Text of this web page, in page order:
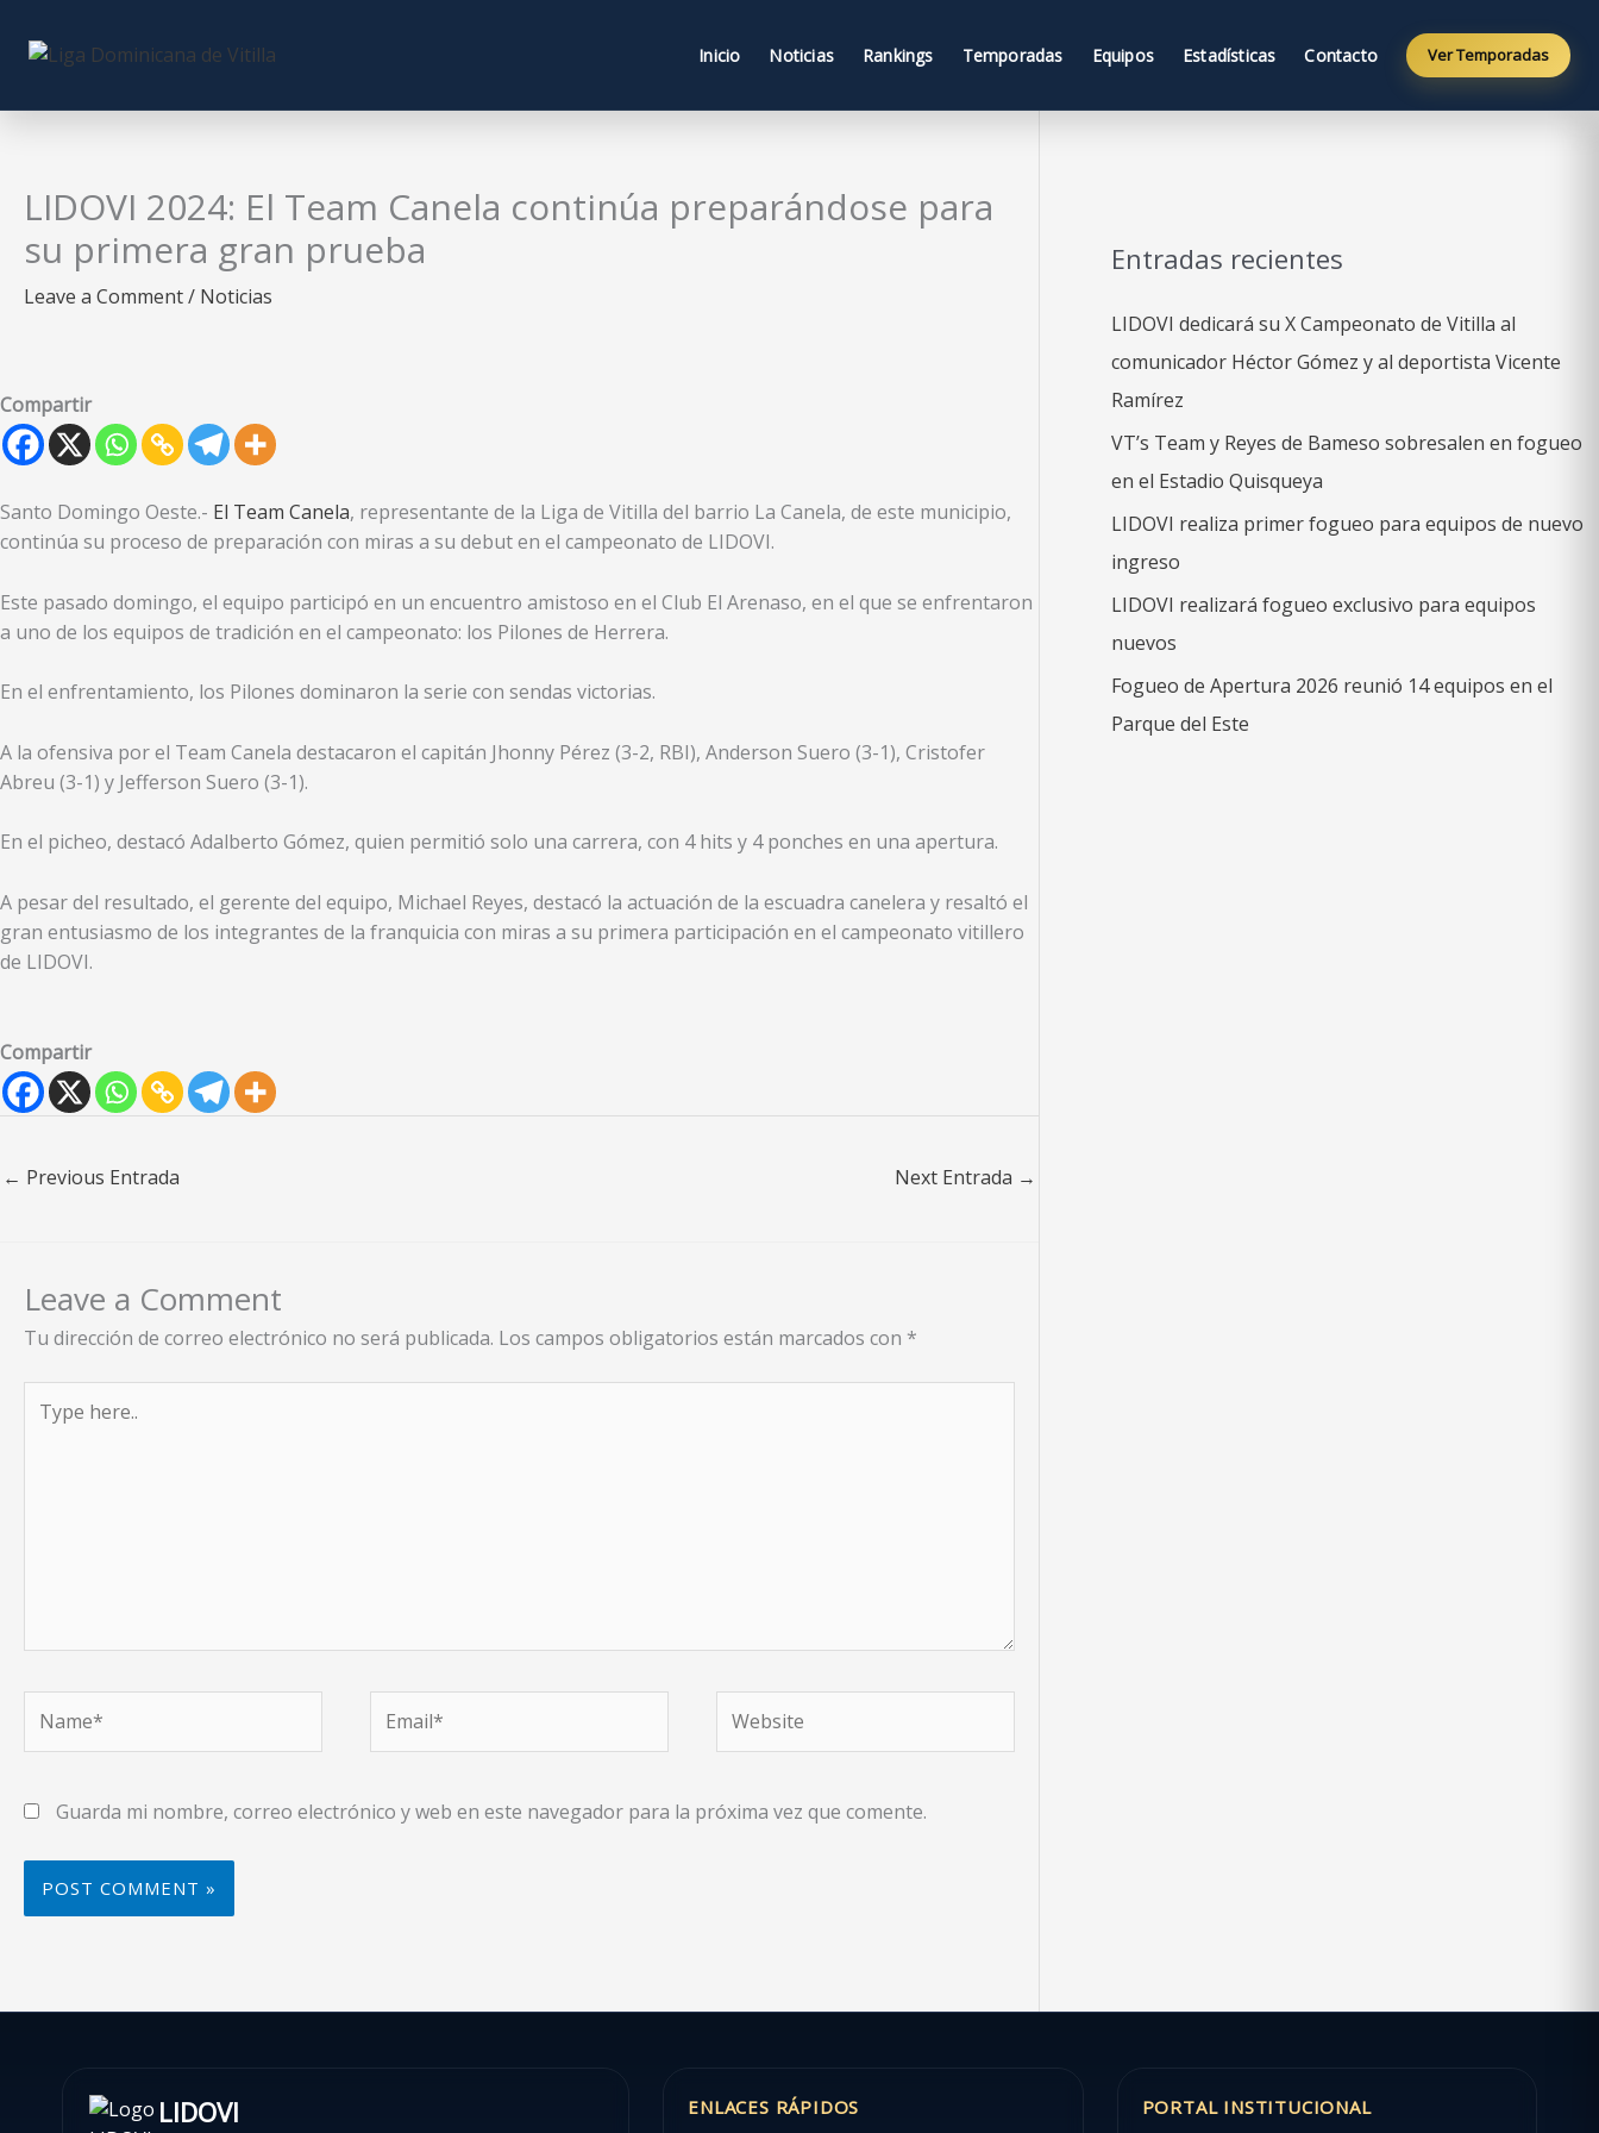
Inicio Noticias Rankings Temporadas Equipos Estadísticas Contacto Ver Temporadas
LIDOVI 2024: El Team Canela continúa preparándose para
su primera gran prueba
Leave a Comment/ Noticias
Compartir
Santo Domingo Oeste.- El Team Canela, representante de la Liga de Vitilla del barrio La Canela, de este municipio,
continúa su proceso de preparación con miras a su debut en el campeonato de LIDOVI.
Este pasado domingo, el equipo participó en un encuentro amistoso en el Club El Arenaso, en el que se enfrentaron
a uno de los equipos de tradición en el campeonato: los Pilones de Herrera.
En el enfrentamiento, los Pilones dominaron la serie con sendas victorias.
A la ofensiva por el Team Canela destacaron el capitán Jhonny Pérez (3-2, RBI), Anderson Suero (3-1), Cristofer
Abreu (3-1) y Jefferson Suero (3-1).
En el picheo, destacó Adalberto Gómez, quien permitió solo una carrera, con 4 hits y 4 ponches en una apertura.
A pesar del resultado, el gerente del equipo, Michael Reyes, destacó la actuación de la escuadra canelera y resaltó el
gran entusiasmo de los integrantes de la franquicia con miras a su primera participación en el campeonato vitillero
de LIDOVI.
Compartir
← Previous Entrada Next Entrada →
Leave a Comment
Tu dirección de correo electrónico no será publicada. Los campos obligatorios están marcados con *
here..
Guarda mi nombre, correo electrónico y web en este navegador para la próxima vez que comente.
Entradas recientes
LIDOVI dedicará su X Campeonato de Vitilla al
comunicador Héctor Gómez y al deportista Vicente
Ramírez
VT’s Team y Reyes de Bameso sobresalen en fogueo
en el Estadio Quisqueya
LIDOVI realiza primer fogueo para equipos de nuevo
ingreso
LIDOVI realizará fogueo exclusivo para equipos
nuevos
Fogueo de Apertura 2026 reunió 14 equipos en el
Parque del Este
LIDOVI ENLACES RÁPIDOS PORTAL INSTITUCIONAL